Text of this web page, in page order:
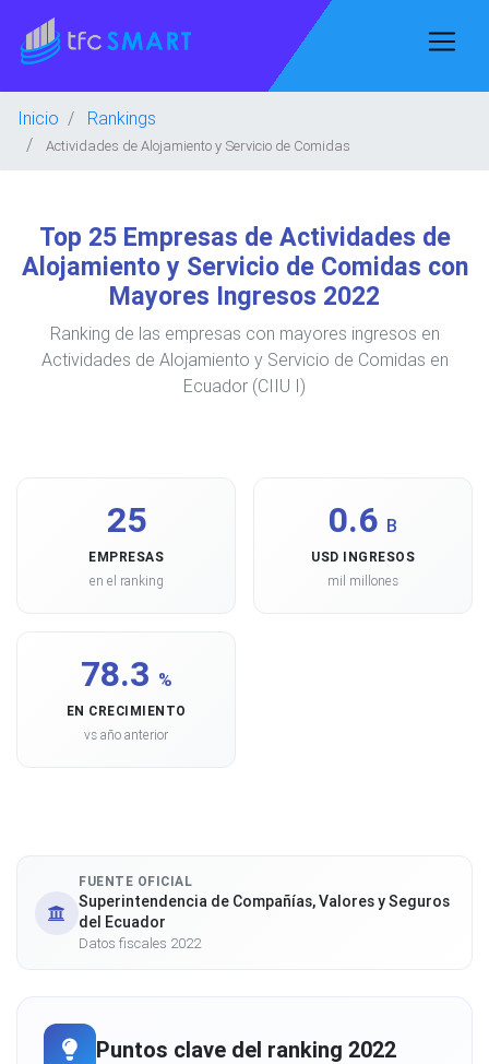
Inicio Rankings
Actividades de Alojamiento y Servicio de Comidas
Top 25 Empresas de Actividades de
Alojamiento y Servicio de Comidas con
Mayores Ingresos 2022
Ranking de las empresas con mayores ingresos en
Actividades de Alojamiento y Servicio de Comidas en
Ecuador (CIIU I)
25
EMPRESAS
en el ranking
0.6 B
USD INGRESOS
mil millones
78.3 %
EN CRECIMIENTO
vs año anterior
FUENTE OFICIAL
Superintendencia de Compañías, Valores y Seguros
del Ecuador
Datos fiscales 2022
Puntos clave del ranking 2022